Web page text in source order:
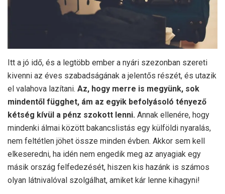
Itt a jó idő, és a legtöbb ember a nyári szezonban szereti
kivenni az éves szabadságának a jelentős részét, és utazik
el valahova lazítani. Az, hogy merre is megyünk, sok
mindentől függhet, ám az egyik befolyásoló tényező
kétség kívül a pénz szokott lenni. Annak ellenére, hogy
mindenki álmai között bakancslistás egy külföldi nyaralás,
nem feltétlen jöhet össze minden évben. Akkor sem kell
elkeseredni, ha idén nem engedik meg az anyagiak egy
másik ország felfedezését, hiszen kis hazánk is számos
olyan látnivalóval szolgálhat, amiket kár lenne kihagyni!